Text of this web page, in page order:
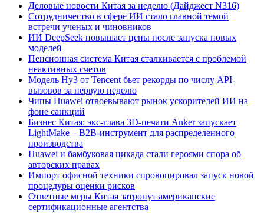
Деловые новости Китая за неделю (Дайджест N316)
Сотрудничество в сфере ИИ стало главной темой
встречи ученых и чиновников
ИИ DeepSeek повышает цены после запуска новых
моделей
Пенсионная система Китая сталкивается с проблемой
неактивных счетов
Модель Hy3 от Tencent бьет рекорды по числу API-
вызовов за первую неделю
Чипы Huawei отвоевывают рынок ускорителей ИИ на
фоне санкций
Бизнес Китая: экс-глава 3D-печати Anker запускает
LightMake – B2B-инструмент для распределенного
производства
Huawei и бамбуковая цикада стали героями спора об
авторских правах
Импорт офисной техники спровоцировал запуск новой
процедуры оценки рисков
Ответные меры Китая затронут американские
сертификационные агентства